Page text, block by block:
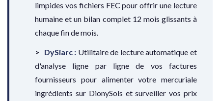
limpides vos fichiers FEC pour offrir une lecture
humaine et un bilan complet 12 mois glissants à
chaque fin de mois.
DySiarc : Utilitaire de lecture automatique et
d'analyse ligne par ligne de vos factures
fournisseurs pour alimenter votre mercuriale
ingrédients sur DionySols et surveiller vos prix